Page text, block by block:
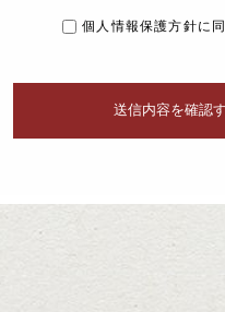
個人情報保護方針に